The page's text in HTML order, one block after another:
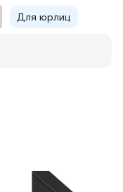
Для юрлиц